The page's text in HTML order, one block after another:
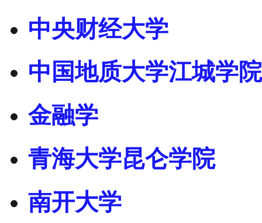
中央财经大学
中国地质大学江城学院
金融学
青海大学昆仑学院
南开大学